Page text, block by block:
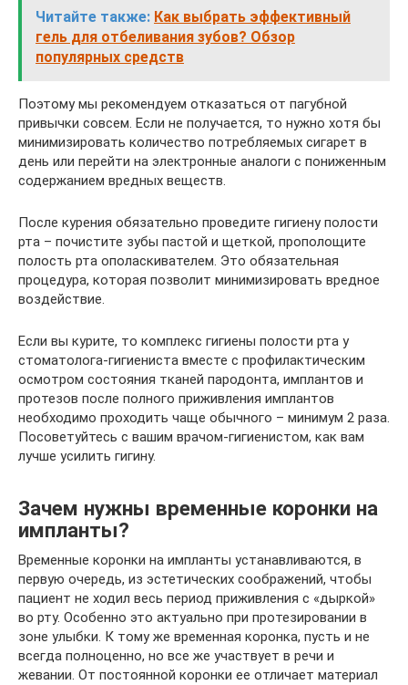
Читайте также: Как выбрать эффективный
гель для отбеливания зубов? Обзор
популярных средств
Поэтому мы рекомендуем отказаться от пагубной
привычки совсем. Если не получается, то нужно хотя бы
минимизировать количество потребляемых сигарет в
день или перейти на электронные аналоги с пониженным
содержанием вредных веществ.
После курения обязательно проведите гигиену полости
рта – почистите зубы пастой и щеткой, прополощите
полость рта ополаскивателем. Это обязательная
процедура, которая позволит минимизировать вредное
воздействие.
Если вы курите, то комплекс гигиены полости рта у
стоматолога-гигиениста вместе с профилактическим
осмотром состояния тканей пародонта, имплантов и
протезов после полного приживления имплантов
необходимо проходить чаще обычного – минимум 2 раза.
Посоветуйтесь с вашим врачом-гигиенистом, как вам
лучше усилить гигину.
Зачем нужны временные коронки на
импланты?
Временные коронки на импланты устанавливаются, в
первую очередь, из эстетических соображений, чтобы
пациент не ходил весь период приживления с «дыркой»
во рту. Особенно это актуально при протезировании в
зоне улыбки. К тому же временная коронка, пусть и не
всегда полноценно, но все же участвует в речи и
жевании. От постоянной коронки ее отличает материал